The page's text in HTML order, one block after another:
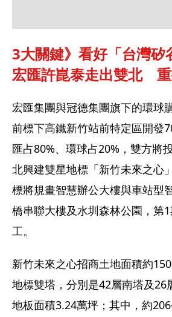
3大關鍵》看好「台灣矽
宏匯許崑泰走出雙北　
宏匯集團與冠德集團旗下的環球
前標下高鐵新竹站前特定區開發
匯占80%、環球占20%，雙方將
北興建雙星地標「新竹未來之心
標將規畫智慧辦公大樓與車站型
橋串聯大樓及水圳森林公園，第
工。
新竹未來之心招商土地面積約
地標雙塔，分別是42層南塔及26
地板面積3.24萬坪；其中，約